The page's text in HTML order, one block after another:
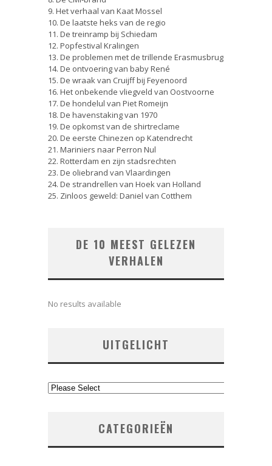
9. Het verhaal van Kaat Mossel
10. De laatste heks van de regio
11. De treinramp bij Schiedam
12. Popfestival Kralingen
13. De problemen met de trillende Erasmusbrug
14. De ontvoering van baby René
15. De wraak van Cruijff bij Feyenoord
16. Het onbekende vliegveld van Oostvoorne
17. De hondelul van Piet Romeijn
18. De havenstaking van 1970
19. De opkomst van de shirtreclame
20. De eerste Chinezen op Katendrecht
21. Mariniers naar Perron Nul
22. Rotterdam en zijn stadsrechten
23. De oliebrand van Vlaardingen
24. De strandrellen van Hoek van Holland
25. Zinloos geweld: Daniel van Cotthem
DE 10 MEEST GELEZEN
VERHALEN
No results available
UITGELICHT
CATEGORIEËN